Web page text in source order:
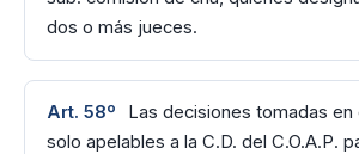
dos o más jueces.
Art. 58º
Las decisiones tomadas en
solo apelables a la C.D. del C.O.A.P.